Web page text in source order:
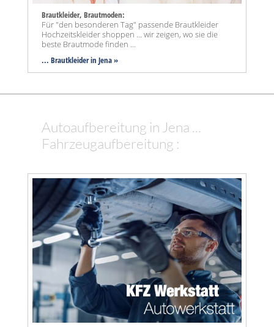
Brautkleider, Brautmoden:
Für "den besonderen Tag" passende Brautkleider
Hochzeitskleider shoppen ... wir zeigen, wo sie die
beste Brautmode finden ...
... Brautkleider in Jena »
Autoaufbereitung in Jena ...
Fahrzeugaufbereitung :